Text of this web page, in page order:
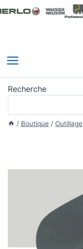
/ Boutique / Outillage
Recherche